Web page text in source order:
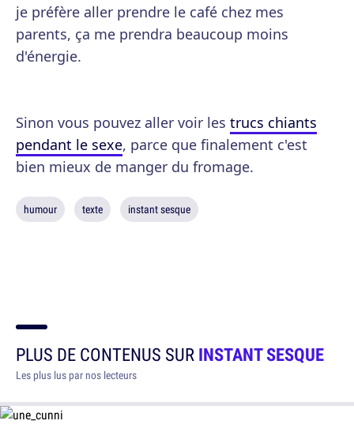
je préfère aller prendre le café chez mes
parents, ça me prendra beaucoup moins
d'énergie.
Sinon vous pouvez aller voir les trucs chiants
pendant le sexe, parce que finalement c'est
bien mieux de manger du fromage.
humour texte instant sesque
PLUS DE CONTENUS SURINSTANT SESQUE
Les plus lus par nos lecteurs